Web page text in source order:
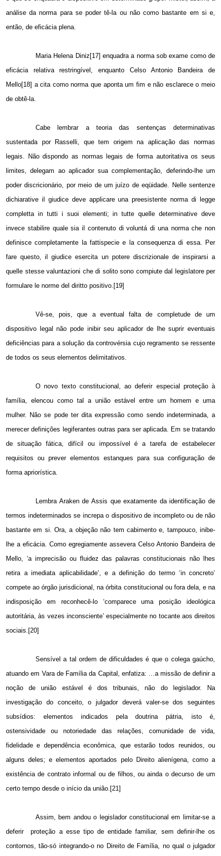
análise da norma para se poder tê-la ou não como bastante em si e,
então, de eficácia plena.
Maria Helena Diniz[17] enquadra a norma sob exame como de
eficácia relativa restringível, enquanto Celso Antonio Bandeira de
Mello[18] a cita como norma que aponta um fim e não esclarece o meio
de obtê-la.
Cabe lembrar a teoria das sentenças determinativas
sustentada por Rasselli, que tem origem na aplicação das normas
legais. Não dispondo as normas legais de forma autoritativa os seus
limites, delegam ao aplicador sua complementação, deferindo-lhe um
poder discricionário, por meio de um juízo de eqüidade. Nelle sentenze
dichiarative il giudice deve applicare una preesistente norma di legge
completta in tutti i suoi elementi; in tutte quelle determinative deve
invece stabilire quale sia il contenuto di voluntá di una norma che non
definisce completamente la fattispecie e la consequenza di essa. Per
fare questo, il giudice esercita un potere discrizionale de inspirarsi a
quelle stesse valuntazioni che di solito sono compiute dal legislatore per
formulare le norme del diritto positivo.[19]
Vê-se, pois, que a eventual falta de completude de um
dispositivo legal não pode inibir seu aplicador de lhe suprir eventuais
deficiências para a solução da controvérsia cujo regramento se ressente
de todos os seus elementos delimitativos.
O novo texto constitucional, ao deferir especial proteção à
família, elencou como tal a união estável entre um homem e uma
mulher. Não se pode ter dita expressão como sendo indeterminada, a
merecer definições legiferantes outras para ser aplicada. Em se tratando
de situação fática, difícil ou impossível é a tarefa de estabelecer
requisitos ou prever elementos estanques para sua configuração de
forma apriorística.
Lembra Araken de Assis que exatamente da identificação de
termos indeterminados se increpa o dispositivo de incompleto ou de não
bastante em si. Ora, a objeção não tem cabimento e, tampouco, inibe-
lhe a eficácia. Como egregiamente assevera Celso Antonio Bandeira de
Mello, ‘a imprecisão ou fluidez das palavras constitucionais não lhes
retira a imediata aplicabilidade’, e a definição do termo ‘in concreto’
compete ao órgão jurisdicional, na órbita constitucional ou fora dela, e na
indisposição em reconhecê-lo ‘comparece uma posição ideológica
autoritária, às vezes inconsciente’ especialmente no tocante aos direitos
sociais.[20]
Sensível a tal ordem de dificuldades é que o colega gaúcho,
atuando em Vara de Família da Capital, enfatiza: …a missão de definir a
noção de união estável é dos tribunais, não do legislador. Na
investigação do conceito, o julgador deverá valer-se dos seguintes
subsídios: elementos indicados pela doutrina pátria, isto é,
ostensividade ou notoriedade das relações, comunidade de vida,
fidelidade e dependência econômica, que estarão todos reunidos, ou
alguns deles; e elementos aportados pelo Direito alienígena, como a
existência de contrato informal ou de filhos, ou ainda o decurso de um
certo tempo desde o início da união.[21]
Assim, bem andou o legislador constitucional em limitar-se a
deferir
proteção a esse tipo de entidade familiar, sem definir-lhe os
contornos, tão-só integrando-o no Direito de Família, no qual o julgador